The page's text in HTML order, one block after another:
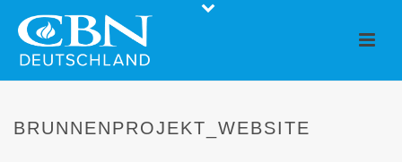
BRUNNENPROJEKT_WEBSITE